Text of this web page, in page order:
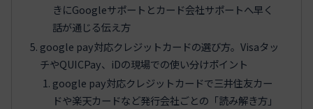
きにGoogleサポートとカード会社サポートへ早く
話が通じる伝え方
google pay対応クレジットカードの選び方。Visaタッ
チやQUICPay、iDの現場での使い分けポイント
google pay対応クレジットカードで三井住友カー
ドや楽天カードなど発行会社ごとの「読み解き方」